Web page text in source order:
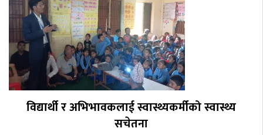
विद्यार्थी र अभिभावकलाई स्वास्थ्यकर्मीको स्वास्थ्य
सचेतना